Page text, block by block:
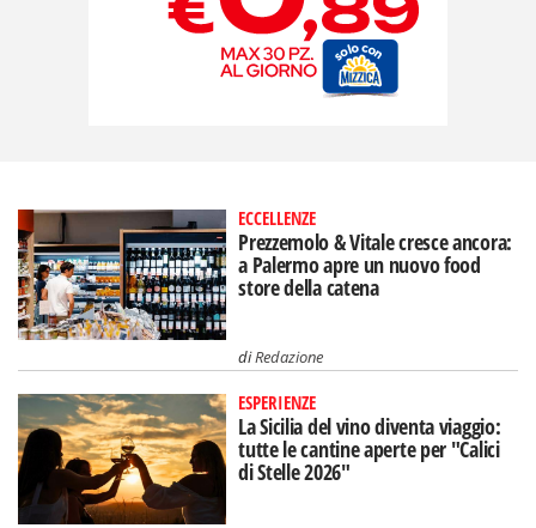
ECCELLENZE
Prezzemolo & Vitale cresce ancora:
a Palermo apre un nuovo food
store della catena
diRedazione
ESPERIENZE
La Sicilia del vino diventa viaggio:
tutte le cantine aperte per "Calici
di Stelle 2026"